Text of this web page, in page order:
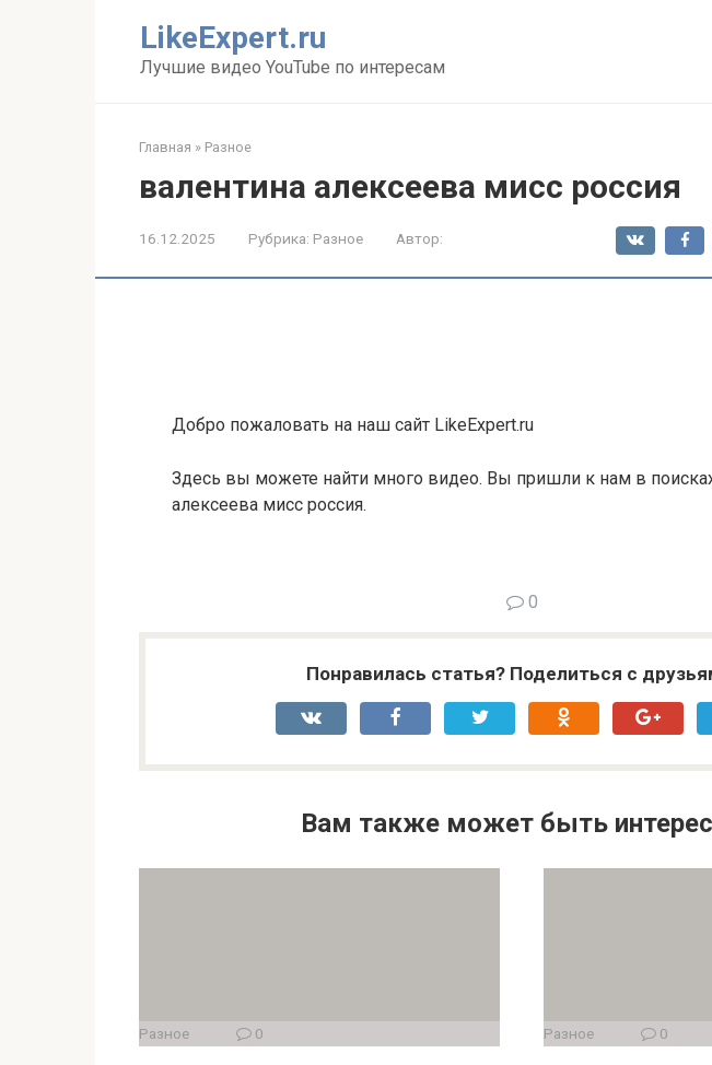
LikeExpert.ru
Лучшие видео YouTube по интересам
Главная » Разное
валентина алексеева мисс россия
16.12.2025 Рубрика: Разное Автор:
Добро пожаловать на наш сайт LikeExpert.ru
Здесь вы можете найти много видео. Вы пришли к нам в
алексеева мисс россия.
0
Понравилась статья? Поделиться с
Вам также может быть
Разное 0 Разное 0